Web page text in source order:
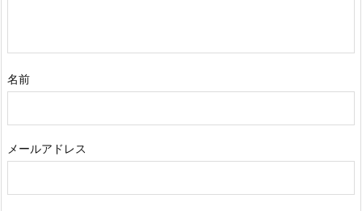
名前
メールアドレス